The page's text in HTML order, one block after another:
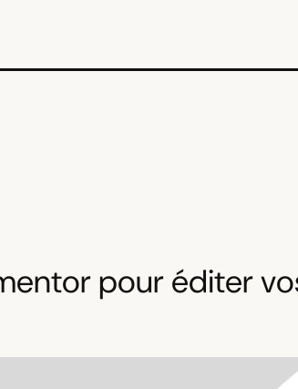
pour éditer